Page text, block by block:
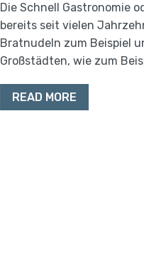
Die Schnell Gastronomie
bereits seit vielen
Bratnudeln zum Beispiel
Großstädten, wie zum
READ MORE